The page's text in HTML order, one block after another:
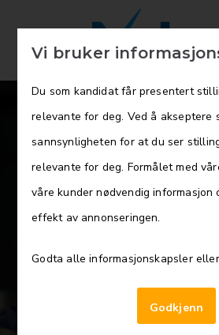
Vi bruker
Du som kandidat får presentert
relevante for deg. Ved å akseptere
sannsynligheten for at du ser
relevante for deg. Formålet med
våre kunder nødvendig informasjon
effekt av annonseringen.
Godta alle informasjonskapsler
Godkjenn
Nordic Last og